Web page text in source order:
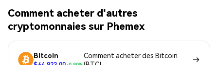
Comment acheter d'autres
cryptomonnaies sur Phemex
Bitcoin
Comment acheter des Bitcoin